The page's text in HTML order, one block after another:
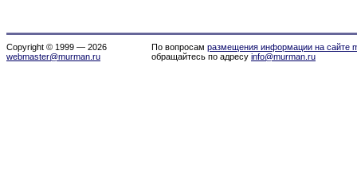
Copyright © 1999 — 2026
webmaster@murman.ru
По вопросам размещения информации на сайте
обращайтесь по адресу info@murman.ru